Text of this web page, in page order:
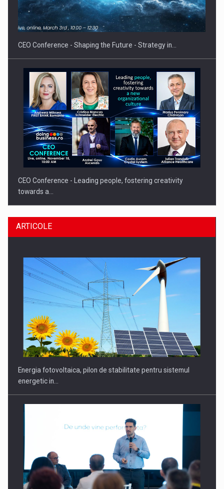
Hard Enduro Piatra Craiului 2026, fueled by benzinariile RO…
CEO Conference - Shaping the Future - Strategy in…
CEO Conference - Leading people, fostering creativity
towards a…
CEO Conference - Shaping The Future - Technology and…
Webinar - Business Evolution-RETHINK STRATEGY-Finantare
Investitii Digitalizare
ARTICOLE
Energia fotovoltaica, pilon de stabilitate pentru sistemul
energetic in…